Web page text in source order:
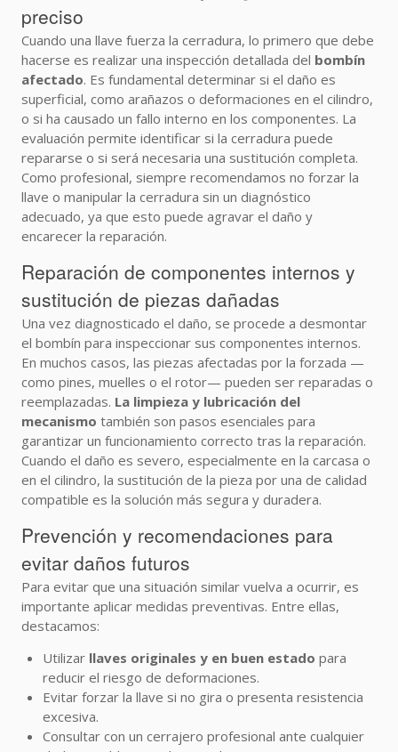
preciso
Cuando una llave fuerza la cerradura, lo primero que debe
hacerse es realizar una inspección detallada del bombín
afectado. Es fundamental determinar si el daño es
superficial, como arañazos o deformaciones en el cilindro,
o si ha causado un fallo interno en los componentes. La
evaluación permite identificar si la cerradura puede
repararse o si será necesaria una sustitución completa.
Como profesional, siempre recomendamos no forzar la
llave o manipular la cerradura sin un diagnóstico
adecuado, ya que esto puede agravar el daño y
encarecer la reparación.
Reparación de componentes internos y
sustitución de piezas dañadas
Una vez diagnosticado el daño, se procede a desmontar
el bombín para inspeccionar sus componentes internos.
En muchos casos, las piezas afectadas por la forzada —
como pines, muelles o el rotor— pueden ser reparadas o
reemplazadas. La limpieza y lubricación del
mecanismo también son pasos esenciales para
garantizar un funcionamiento correcto tras la reparación.
Cuando el daño es severo, especialmente en la carcasa o
en el cilindro, la sustitución de la pieza por una de calidad
compatible es la solución más segura y duradera.
Prevención y recomendaciones para
evitar daños futuros
Para evitar que una situación similar vuelva a ocurrir, es
importante aplicar medidas preventivas. Entre ellas,
destacamos:
Utilizar llaves originales y en buen estado para
reducir el riesgo de deformaciones.
Evitar forzar la llave si no gira o presenta resistencia
excesiva.
Consultar con un cerrajero profesional ante cualquier